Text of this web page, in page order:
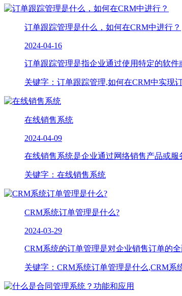
订单跟踪管理是什么，如何在CRM中进行？
2024-04-16
订单跟踪管理是指企业通过使用特定的软
关键字：订单跟踪管理,如何在CRM中实现
在线销售系统
2024-04-09
在线销售系统是企业通过网络销售产品或
关键字：在线销售系统
CRM系统订单管理是什么?
2024-03-29
CRM系统的订单管理是对企业销售订单的
关键字：CRM系统订单管理是什么,CRM系